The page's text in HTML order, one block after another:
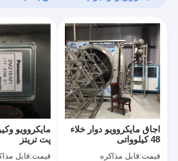
مایکروویو
پت تریتز
قیمت:قابل
اجاق مایکروویو دوار خلاء
48 کیلوواتی
قیمت:قابل مذاکره